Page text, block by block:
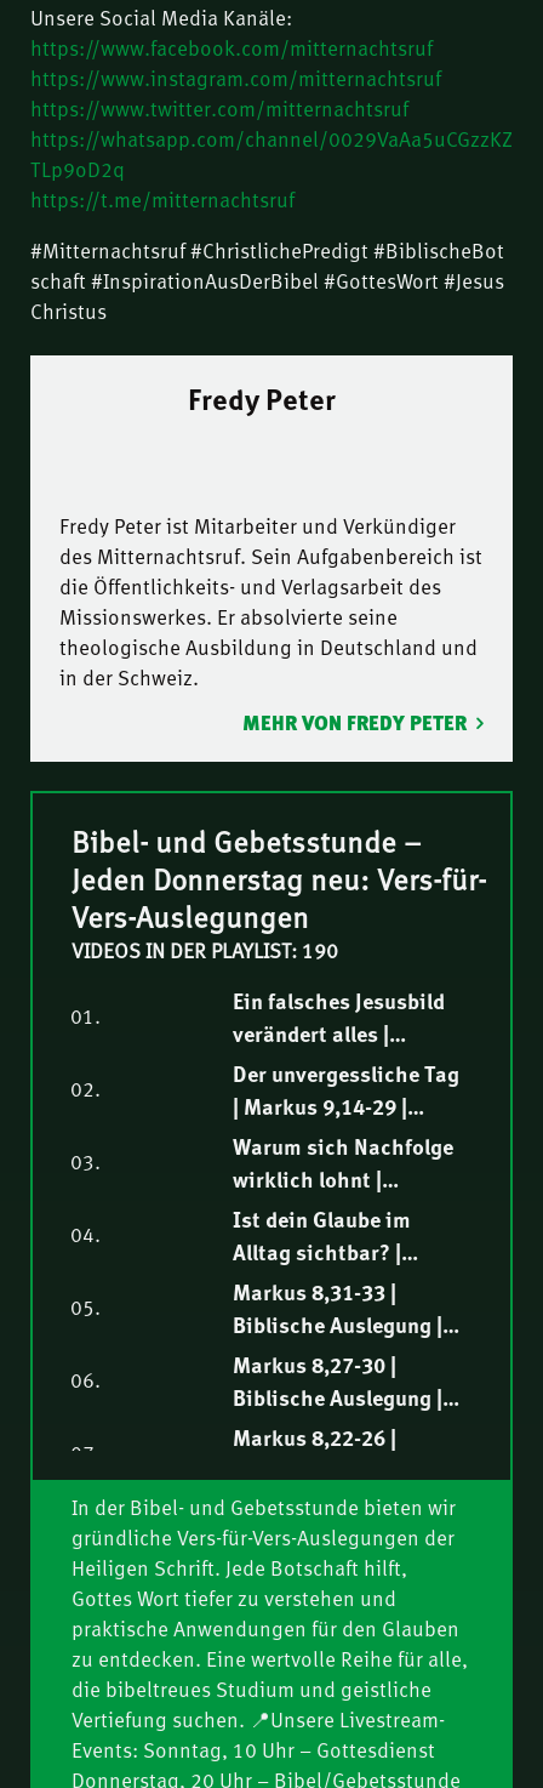
Unsere Social Media Kanäle:
https://www.facebook.com/mitternachtsruf
https://www.instagram.com/mitternachtsruf
https://www.twitter.com/mitternachtsruf
https://whatsapp.com/channel/0029VaAa5uCGzzKZ
TLp9oD2q
https://t.me/mitternachtsruf
#Mitternachtsruf #ChristlichePredigt #BiblischeBot
schaft #InspirationAusDerBibel #GottesWort #Jesus
Christus
Fredy Peter
Fredy Peter ist Mitarbeiter und Verkündiger
des Mitternachtsruf. Sein Aufgabenbereich ist
die Öffentlichkeits- und Verlagsarbeit des
Missionswerkes. Er absolvierte seine
theologische Ausbildung in Deutschland und
in der Schweiz.
MEHR VON FREDY PETER
Bibel- und Gebetsstunde –
Jeden Donnerstag neu: Vers-für-
Vers-Auslegungen
VIDEOS IN DER PLAYLIST: 190
01.
Ein falsches Jesusbild
verändert alles |
Markus 9,30-32 |
Biblische Auslegung |
Thomas Lieth
02.
Der unvergessliche Tag
| Markus 9,14-29 |
Biblische Auslegung |
Elia Morise
03.
Warum sich Nachfolge
wirklich lohnt |
Markus 9,1-13 |
Biblische Auslegung |
Tobias Rindlisbacher
04.
Ist dein Glaube im
Alltag sichtbar? |
Markus 8,34-38 |
Biblische Auslegung |
Markus Steiger
05.
Markus 8,31-33 |
Biblische Auslegung |
Fredy Peter
06.
Markus 8,27-30 |
Biblische Auslegung |
Philipp Ottenburg
07.
Markus 8,22-26 |
Norbert Lieth
08.
Markus 8,14-21 |
Biblische Auslegung |
Ruben Lehmann
09.
Markus 8,10-13 |
Biblische Auslegung |
Samuel Rindlisbacher
10.
Markus 8,1-9 |
Biblische Auslegung |
Philipp Ottenburg
11.
Markus 7,31-37 |
Biblische Auslegung |
In der Bibel- und Gebetsstunde bieten wir
gründliche Vers-für-Vers-Auslegungen der
Heiligen Schrift. Jede Botschaft hilft,
Gottes Wort tiefer zu verstehen und
praktische Anwendungen für den Glauben
zu entdecken. Eine wertvolle Reihe für alle,
die bibeltreues Studium und geistliche
Vertiefung suchen. 📍Unsere Livestream-
Events: Sonntag, 10 Uhr – Gottesdienst
Donnerstag, 20 Uhr – Bibel/Gebetsstunde